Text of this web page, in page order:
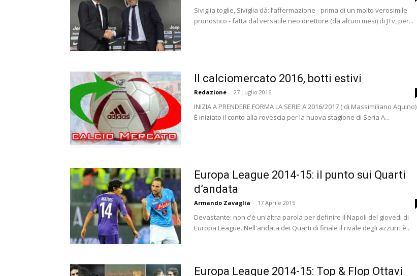
Siviglia toglie, Siviglia dà: l’affermazione - prima di un molto verosimile
pronostico - fatta dal versatile neo direttore (da alcuni mesi) di JTv, per...
Il calciomercato 2016, botti estivi
Redazione - 27 Luglio 2016
INIZIA A PRENDERE FORMA LA SERIE A 2016/2017 ( di Massimiliano Aquino)
È iniziato il conto alla rovescia per la nuova stagione di Seria A...
Europa League 2014-15: il punto sui Quarti
d’andata
Armando Zavaglia - 17 Aprile 2015
Devastante: non c'è un'altra parola per definire il Napoli del giovedi di
Europa League. Nell'andata dei Quarti di finale il rivale degli azzurri è...
Europa League 2014-15: Top & Flop Ottavi